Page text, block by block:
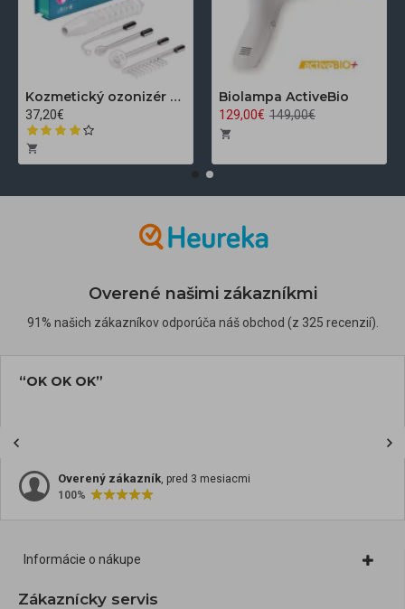
Kozmetický ozonizér Darsonval LZ-006A
37,20€
Biolampa ActiveBio
129,00€ 149,00€
Overené našimi zákazníkmi
91% našich zákazníkov odporúča náš obchod (z 325 recenzií).
“OK OK OK”
Overený zákazník, pred 3 mesiacmi
100%
Informácie o nákupe
Zákaznícky servis